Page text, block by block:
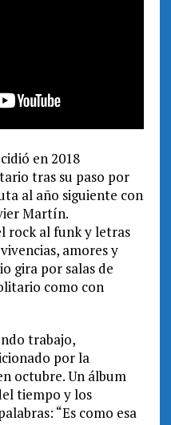
en 2018
tras su paso por
al año siguiente con
Martín.
rock al funk y letras
amores y
gira por salas de
como con
trabajo,
por la
octubre. Un álbum
tiempo y los
“Es como esa